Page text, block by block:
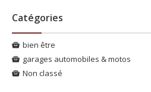
Catégories
bien être
garages automobiles & motos
Non classé